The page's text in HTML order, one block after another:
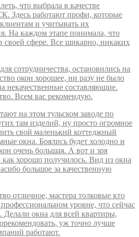
что выбрала в качестве
Здесь работают профи, которые
и учитывать их
На каждом этапе понимала, что
своей сфере. Все шикарно, никаких
сотрудничества, остановились на
окон хорошее, ни разу не было
некачественные составляющие.
Всем вас рекомендую.
на этом тульском заводе по
там изделий, ну просто огромное
свой маленький коттеджный
окна. Боялись будет холодно и
очень большая. А вот и зря
хорошо получилось. Вид из окна
большое за качественную
отличное, мастера толковые кто
уровне, что сейчас
Делали окна для всей квартиры,
уж точно лучше
работают.